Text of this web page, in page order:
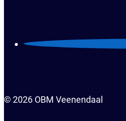
© 2026 OBM Veenendaal